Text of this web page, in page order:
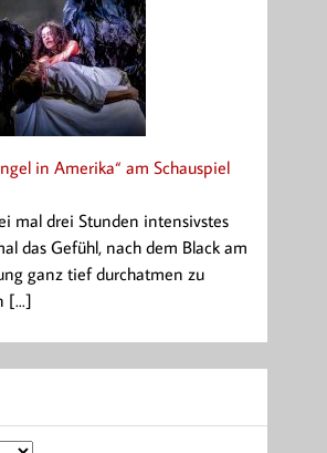
in Amerika“ am Schauspiel
mal drei Stunden intensivstes
das Gefühl, nach dem Black am
ganz tief durchatmen zu
[...]